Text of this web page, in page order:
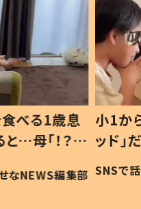
は「ギフテ
ウチ給食”を
#令和の親
なNEWS編集部
ひ孫
が、抱
「涙
い」